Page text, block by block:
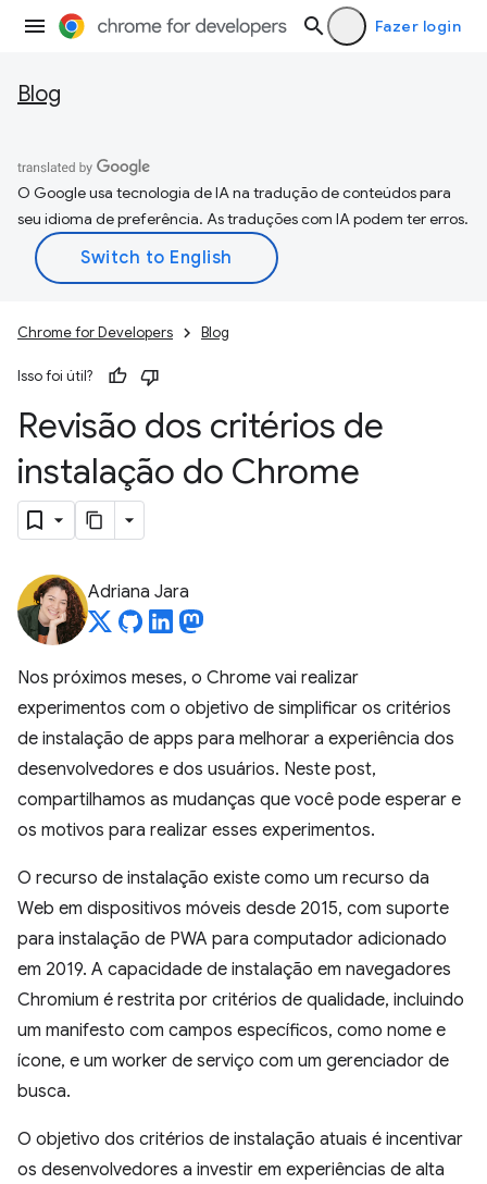
Fazer login
Blog
O Google usa tecnologia de IA na tradução de conteúdos para
seu idioma de preferência. As traduções com IA podem ter erros.
Chrome for Developers Blog
Isso foi útil?
Revisão dos critérios de
instalação do Chrome
Adriana Jara
Nos próximos meses, o Chrome vai realizar
experimentos com o objetivo de simplificar os critérios
de instalação de apps para melhorar a experiência dos
desenvolvedores e dos usuários. Neste post,
compartilhamos as mudanças que você pode esperar e
os motivos para realizar esses experimentos.
O recurso de instalação existe como um recurso da
Web em dispositivos móveis desde 2015, com suporte
para instalação de PWA para computador adicionado
em 2019. A capacidade de instalação em navegadores
Chromium é restrita por critérios de qualidade, incluindo
um manifesto com campos específicos, como nome e
ícone, e um worker de serviço com um gerenciador de
busca.
O objetivo dos critérios de instalação atuais é incentivar
os desenvolvedores a investir em experiências de alta